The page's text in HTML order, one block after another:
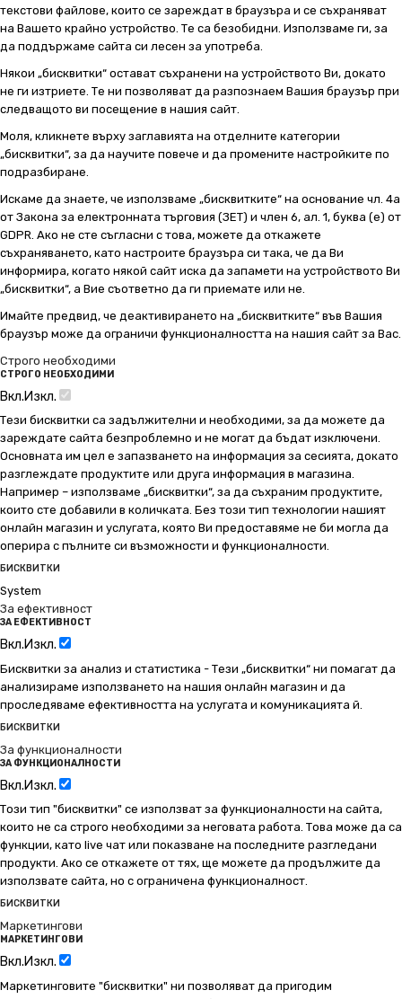
текстови файлове, които се зареждат в браузъра и се съхраняват
на Вашето крайно устройство. Те са безобидни. Използваме ги, за
да поддържаме сайта си лесен за употреба.
Някои „бисквитки“ остават съхранени на устройството Ви, докато
не ги изтриете. Те ни позволяват да разпознаем Вашия браузър при
следващото ви посещение в нашия сайт.
Моля, кликнете върху заглавията на отделните категории
„бисквитки“, за да научите повече и да промените настройките по
подразбиране.
Искаме да знаете, че използваме „бисквитките“ на основание чл. 4а
от Закона за електронната търговия (ЗЕТ) и член 6, ал. 1, буква (е) от
GDPR. Ако не сте съгласни с това, можете да откажете
съхраняването, като настроите браузъра си така, че да Ви
информира, когато някой сайт иска да запамети на устройството Ви
„бисквитки“, а Вие съответно да ги приемате или не.
Имайте предвид, че деактивирането на „бисквитките“ във Вашия
браузър може да ограничи функционалността на нашия сайт за Вас.
Строго необходими
СТРОГО НЕОБХОДИМИ
Вкл.Изкл.
Тези бисквитки са задължителни и необходими, за да можете да
зареждате сайта безпроблемно и не могат да бъдат изключени.
Основната им цел е запазването на информация за сесията, докато
разглеждате продуктите или друга информация в магазина.
Например – използваме „бисквитки“, за да съхраним продуктите,
които сте добавили в количката. Без този тип технологии нашият
онлайн магазин и услугата, която Ви предоставяме не би могла да
оперира с пълните си възможности и функционалности.
БИСКВИТКИ
System
За ефективност
ЗА ЕФЕКТИВНОСТ
Вкл.Изкл.
Бисквитки за анализ и статистика - Тези „бисквитки“ ни помагат да
анализираме използването на нашия онлайн магазин и да
проследяваме ефективността на услугата и комуникацията й.
БИСКВИТКИ
За функционалности
ЗА ФУНКЦИОНАЛНОСТИ
Вкл.Изкл.
Този тип "бисквитки" се използват за функционалности на сайта,
които не са строго необходими за неговата работа. Това може да са
функции, като live чат или показване на последните разгледани
продукти. Ако се откажете от тях, ще можете да продължите да
използвате сайта, но с ограничена функционалност.
БИСКВИТКИ
Маркетингови
МАРКЕТИНГОВИ
Вкл.Изкл.
Маркетинговите "бисквитки" ни позволяват да пригодим